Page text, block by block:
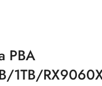
PBA
1TB/